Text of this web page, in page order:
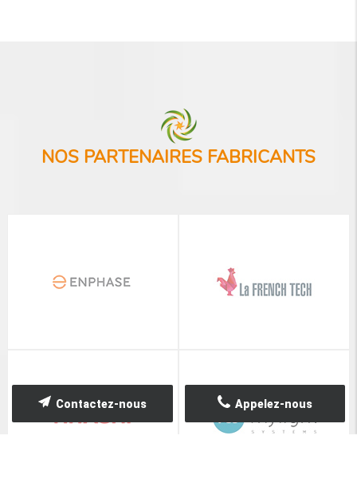
NOS PARTENAIRES FABRICANTS
Appelez-nous
Contactez-nous